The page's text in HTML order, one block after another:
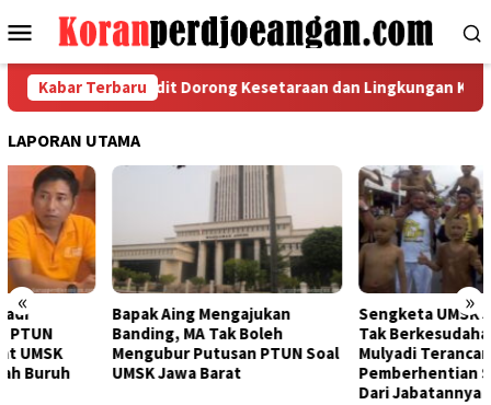
ke
Menu
Mobile
Kabar Terbaru
Gender Audit Dorong Kesetaraan dan Lingkungan Kerja
LAPORAN UTAMA
« »
Bapak Aing Mengajukan
Banding, MA Tak Boleh
Mengubur Putusan PTUN Soal
UMSK Jawa Barat
Sengketa UMSK Jabar 2026
Tak Berkesudahan, Dedi
Mulyadi Terancam
Pemberhentian Sementara
Dari Jabatannya